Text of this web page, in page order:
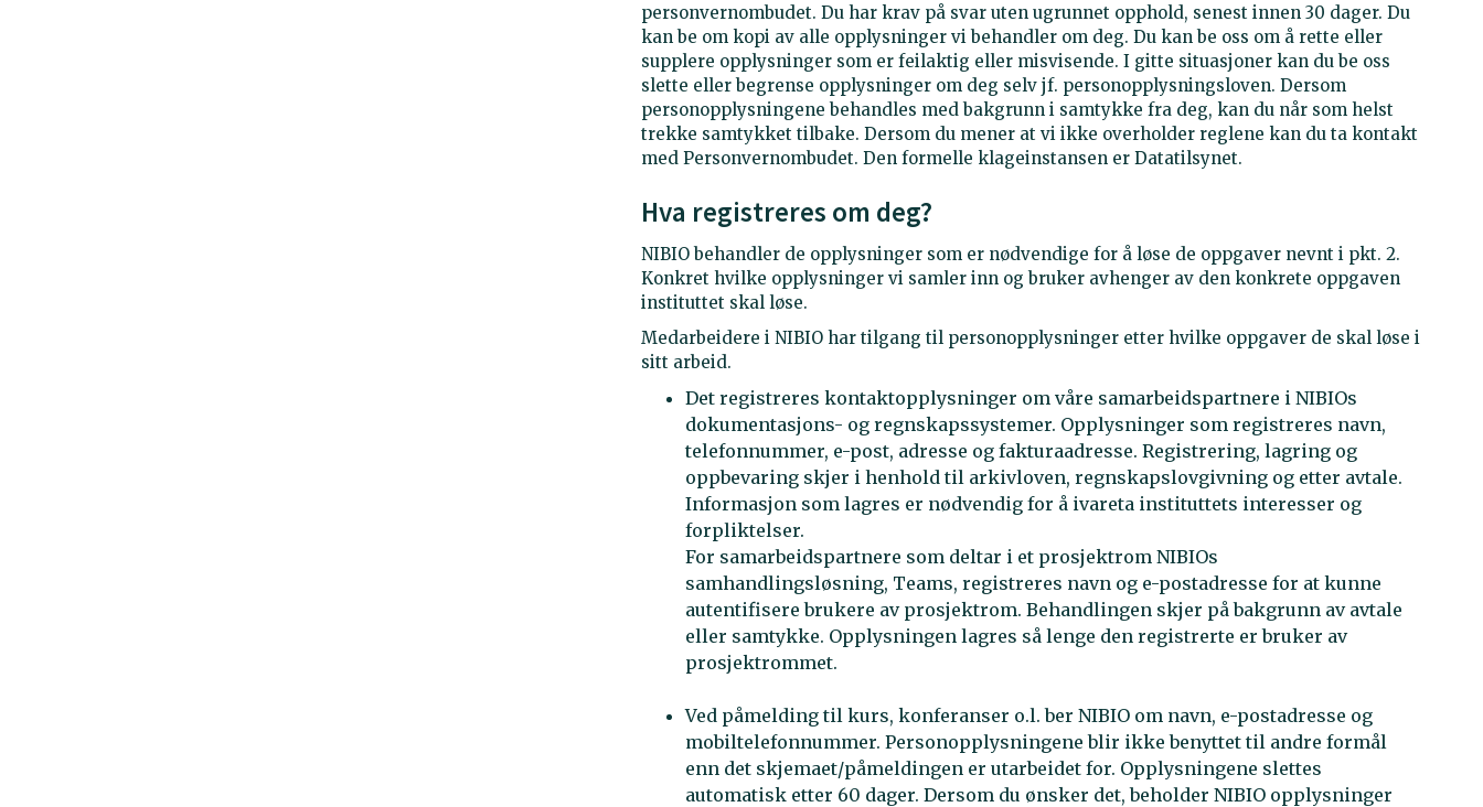
personvernombudet. Du har krav på svar uten ugrunnet opphold, senest innen 30 dager. Du
kan be om kopi av alle opplysninger vi behandler om deg. Du kan be oss om å rette eller
supplere opplysninger som er feilaktig eller misvisende. I gitte situasjoner kan du be oss
slette eller begrense opplysninger om deg selv jf. personopplysningsloven. Dersom
personopplysningene behandles med bakgrunn i samtykke fra deg, kan du når som helst
trekke samtykket tilbake. Dersom du mener at vi ikke overholder reglene kan du ta kontakt
med Personvernombudet. Den formelle klageinstansen er Datatilsynet.
Hva registreres om deg?
NIBIO behandler de opplysninger som er nødvendige for å løse de oppgaver nevnt i pkt. 2.
Konkret hvilke opplysninger vi samler inn og bruker avhenger av den konkrete oppgaven
instituttet skal løse.
Medarbeidere i NIBIO har tilgang til personopplysninger etter hvilke oppgaver de skal løse i
sitt arbeid.
Det registreres kontaktopplysninger om våre samarbeidspartnere i NIBIOs
dokumentasjons- og regnskapssystemer. Opplysninger som registreres navn,
telefonnummer, e-post, adresse og fakturaadresse. Registrering, lagring og
oppbevaring skjer i henhold til arkivloven, regnskapslovgivning og etter avtale.
Informasjon som lagres er nødvendig for å ivareta instituttets interesser og
forpliktelser.
For samarbeidspartnere som deltar i et prosjektrom NIBIOs
samhandlingsløsning, Teams, registreres navn og e-postadresse for at kunne
autentifisere brukere av prosjektrom. Behandlingen skjer på bakgrunn av avtale
eller samtykke. Opplysningen lagres så lenge den registrerte er bruker av
prosjektrommet.
Ved påmelding til kurs, konferanser o.l. ber NIBIO om navn, e-postadresse og
mobiltelefonnummer. Personopplysningene blir ikke benyttet til andre formål
enn det skjemaet/påmeldingen er utarbeidet for. Opplysningene slettes
automatisk etter 60 dager. Dersom du ønsker det, beholder NIBIO opplysninger